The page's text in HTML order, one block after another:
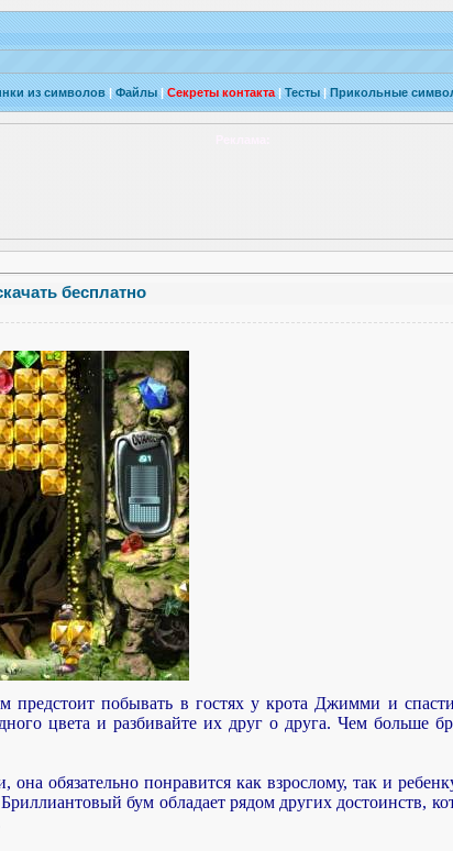
из символов|Файлы|Секреты контакта|Тесты|Прикольные
бесплатно
предстоит побывать в гостях у крота Джимми и
цвета и разбивайте их друг о друга. Чем больше
она обязательно понравится как взрослому, так и
бум обладает рядом других достоинств,